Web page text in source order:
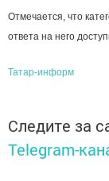
Отмечается, что
ответа на него
Татар-информ
Следите за
Telegram-